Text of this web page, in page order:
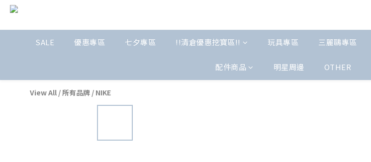
SALE 優惠專區 七夕專區 !!清倉優惠挖寶區!! 玩具專區 三麗鷗專區
配件商品 明星周邊 OTHER
View All /所有品牌 / NIKE